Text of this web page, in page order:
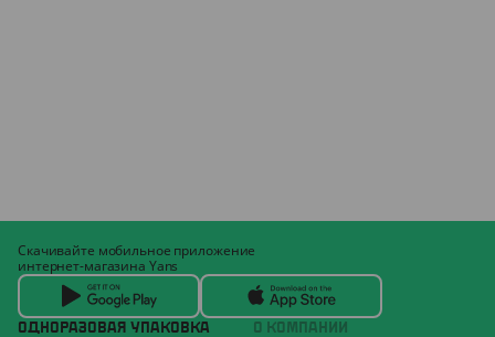
ОДНОРАЗОВАЯ УПАКОВКА О КОМПАНИИ
Скачивайте мобильное приложение
интернет-магазина Yans